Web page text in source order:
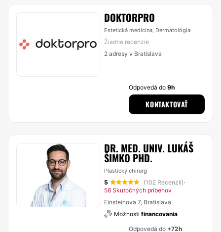
DOKTORPRO
Estetická medicína, Dermatológia
Žiadne recenzie
2 adresy v Bratislava
Odpovedá do9h
KONTAKTOVAŤ
DR. MED. UNIV. LUKÁŠ
ŠIMKO PHD.
Plastický chirurg
5 (102 Recenzií)·
58 Skutočných príbehov
Einsteinova 7, Bratislava
Možnosti financovania
Odpovedá do +72h